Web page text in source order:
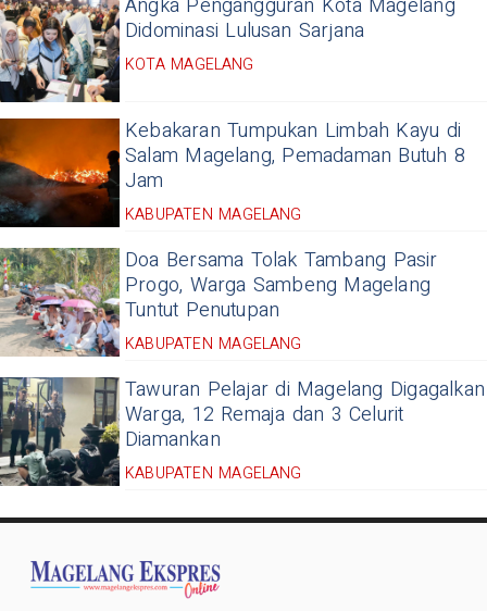
Angka Pengangguran Kota Magelang
Didominasi Lulusan Sarjana
KOTA MAGELANG
Kebakaran Tumpukan Limbah Kayu di
Salam Magelang, Pemadaman Butuh 8
Jam
KABUPATEN MAGELANG
Doa Bersama Tolak Tambang Pasir
Progo, Warga Sambeng Magelang
Tuntut Penutupan
KABUPATEN MAGELANG
Tawuran Pelajar di Magelang Digagalkan
Warga, 12 Remaja dan 3 Celurit
Diamankan
KABUPATEN MAGELANG